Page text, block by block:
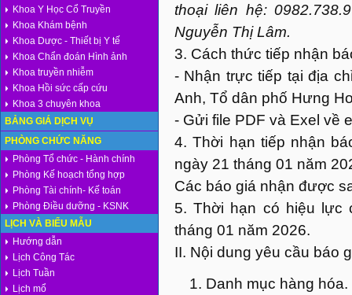
Khoa Y Học Cổ Truyền
Khoa Khám bệnh
Khoa Dược - Thiết bị Y tế
Khoa Chẩn đoán Hình ảnh
Khoa truyền nhiễm
Khoa Hồi sức cấp cứu
Khoa 3 chuyên khoa
BẢNG GIÁ DỊCH VỤ
PHÒNG CHỨC NĂNG
Phòng Tổ chức - Hành chính
Phòng Kế hoạch tổng hợp
Phòng Tài chính- Kế toán
Phòng Điều dưỡng - KSNK
LỊCH VÀ BIỂU MẪU
Hướng dẫn
Lịch Công Tác
Lịch Tuần
Lịch mổ
thoại liên hệ:
Nguyễn Thị Lâm.
3. Cách thức tiếp nhận
- Nhận trực tiếp tại địa
Anh, Tổ dân phố Hưng
- Gửi file PDF và Exel về
4. Thời hạn tiếp nhận
ngày 21 tháng 01 năm
Các báo giá nhận được
5. Thời hạn có hiệu lực
tháng 01 năm 2026.
II. Nội dung yêu cầu báo
Danh mục hàng hóa.